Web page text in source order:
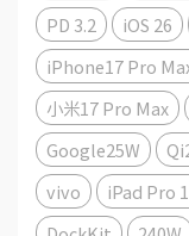
PD 3.2
iOS 26
iPhone17 Pro
小米17 Pro Max
Google25W
vivo
iPad Pro